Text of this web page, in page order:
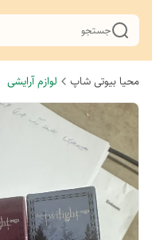
جستجو
محیا بیوتی شاپ لوازم آرایشی